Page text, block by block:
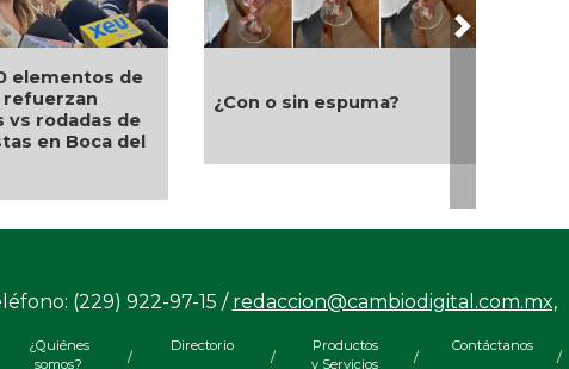
Modernización del World
Trade Center fortalecerá
turismo, empleo y
economía de Boca del Río:
fortalecen capacitación
Next
(229) 922-97-15 / redaccion@cambiodigital.com.mx,
¿Quiénes
somos?
/
Directorio
/
Productos
y Servicios
/
Contáctanos
/